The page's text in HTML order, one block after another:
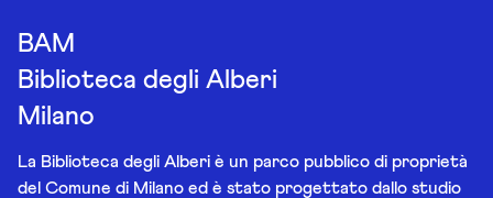
BAM
Biblioteca degli Alberi
Milano
La Biblioteca degli Alberi è un parco pubblico di proprietà
del Comune di Milano ed è stato progettato dallo studio